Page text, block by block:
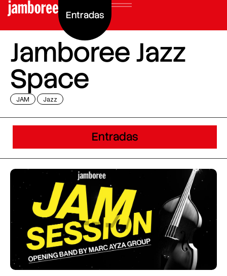
Entradas
Jamboree Jazz
Space
JAM Jazz
Entradas